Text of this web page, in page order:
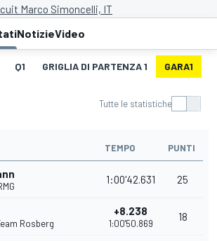
Marco Simoncelli, IT
NotizieVideo
Q1 GRIGLIA DI PARTENZA 1 GARA1
Tutte le statistiche
TEMPO PUNTI
1:00'42.631 25
Rosberg
+8.238
1:00'50.869
18